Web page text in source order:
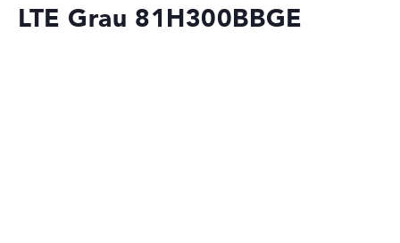
Merkzettel
LTE Grau 81H300BBGE